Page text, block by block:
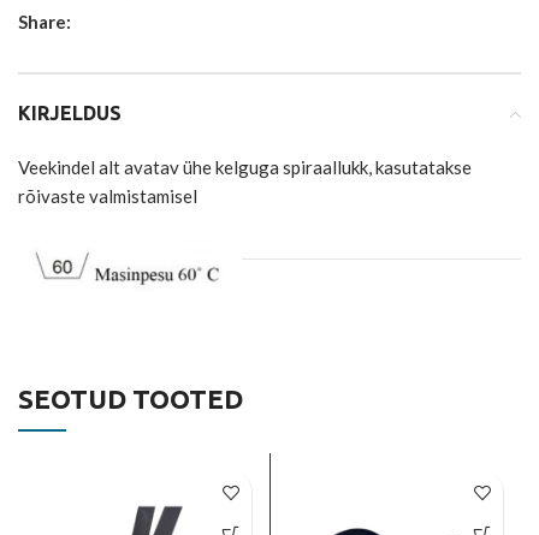
Share:
KIRJELDUS
Veekindel alt avatav ühe kelguga spiraallukk, kasutatakse
rõivaste valmistamisel
SEOTUD TOOTED